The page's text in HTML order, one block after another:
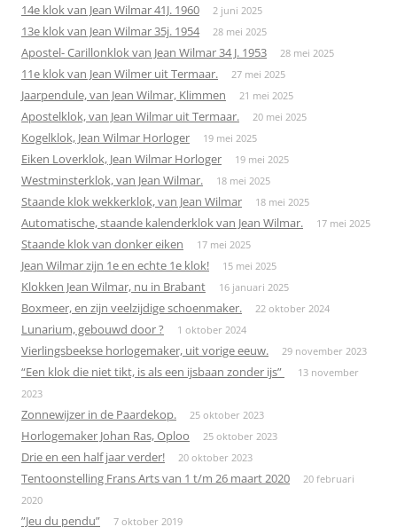
14e klok van Jean Wilmar 41J. 1960 2 juni 2025
13e klok van Jean Wilmar 35j. 1954 28 mei 2025
Apostel- Carillonklok van Jean Wilmar 34 J. 1953 28 mei 2025
11e klok van Jean Wilmer uit Termaar. 27 mei 2025
Jaarpendule, van Jean Wilmar, Klimmen 21 mei 2025
Apostelklok, van Jean Wilmar uit Termaar. 20 mei 2025
Kogelklok, Jean Wilmar Horloger 19 mei 2025
Eiken Loverklok, Jean Wilmar Horloger 19 mei 2025
Westminsterklok, van Jean Wilmar. 18 mei 2025
Staande klok wekkerklok, van Jean Wilmar 18 mei 2025
Automatische, staande kalenderklok van Jean Wilmar. 17 mei 2025
Staande klok van donker eiken 17 mei 2025
Jean Wilmar zijn 1e en echte 1e klok! 15 mei 2025
Klokken Jean Wilmar, nu in Brabant 16 januari 2025
Boxmeer, en zijn veelzijdige schoenmaker. 22 oktober 2024
Lunarium, gebouwd door ? 1 oktober 2024
Vierlingsbeekse horlogemaker, uit vorige eeuw. 29 november 2023
“Een klok die niet tikt, is als een ijsbaan zonder ijs”
13 november
2023
Zonnewijzer in de Paardekop. 25 oktober 2023
Horlogemaker Johan Ras, Oploo 25 oktober 2023
Drie en een half jaar verder! 20 oktober 2023
Tentoonstelling Frans Arts van 1 t/m 26 maart 2020
20 februari
2020
”Jeu du pendu” 7 oktober 2019